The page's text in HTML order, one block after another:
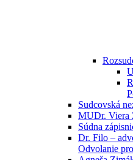
Sudcovská
MUDr. Viera
Súdna
Dr. Filo –
Odvolanie